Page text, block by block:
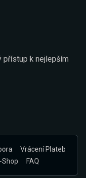
přístup k nejlepším
Vrácení Plateb
Shop FAQ